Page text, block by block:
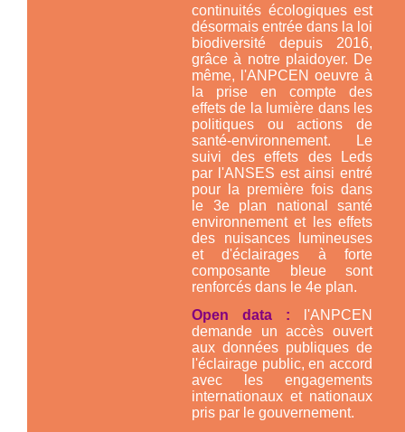
continuités écologiques est
désormais entrée dans la loi
biodiversité depuis 2016,
grâce à notre plaidoyer. De
même, l'ANPCEN oeuvre à
la prise en compte des
effets de la lumière dans les
politiques ou actions de
santé-environnement. Le
suivi des effets des Leds
par l'ANSES est ainsi entré
pour la première fois dans
le 3e plan national santé
environnement et les effets
des nuisances lumineuses
et d'éclairages à forte
composante bleue sont
renforcés dans le 4e plan.
Open data : l'ANPCEN
demande un accès ouvert
aux données publiques de
l'éclairage public, en accord
avec les engagements
internationaux et nationaux
pris par le gouvernement.